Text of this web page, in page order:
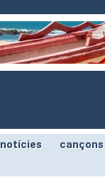
notícies